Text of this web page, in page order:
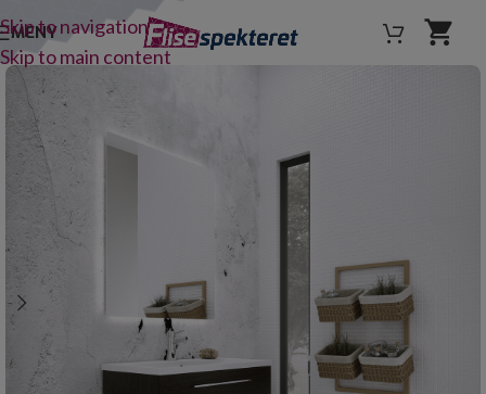
Skip to navigation
Skip to main content
MENY